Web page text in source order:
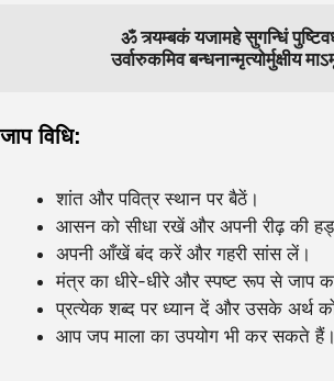
ॐ त्र्यम्बकं यजामहे सुगन्धिं
उर्वारुकमिव बन्धनान्मृत्योर्मुक्षीय
जाप विधि:
शांत और पवित्र स्थान पर बैठें।
आसन को सीधा रखें और अपनी रीढ़ की
अपनी आँखें बंद करें और गहरी सांस लें।
मंत्र का धीरे-धीरे और स्पष्ट रूप से जाप
प्रत्येक शब्द पर ध्यान दें और उसके अर्थ
आप जप माला का उपयोग भी कर सकते हैं।